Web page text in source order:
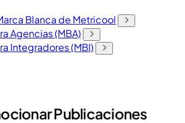
Blanca de Metricool
Agencias (MBA)
Integradores (MBI)
Publicaciones